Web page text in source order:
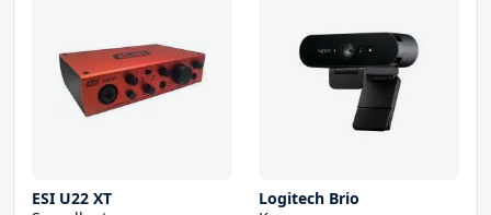
ESI U22 XT
Logitech Brio